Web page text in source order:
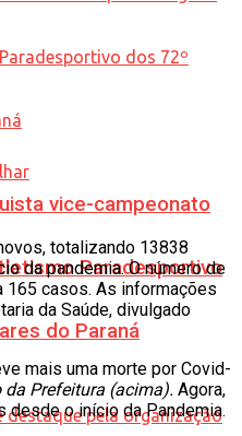
vice-campeonato
Paradesportivo
do Paraná
totalizando 13838
da pandemia. O número de
165 casos. As informações
da Saúde, divulgado
mais uma morte por Covid-
da Prefeitura (acima). Agora,
o início da Pandemia.